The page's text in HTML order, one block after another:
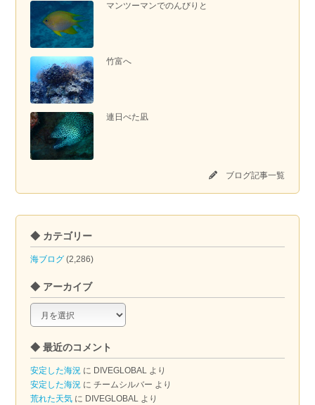
マンツーマンでのんびりと
竹富へ
連日べた凪
ブログ記事一覧
◆ カテゴリー
海ブログ (2,286)
◆ アーカイブ
ア
カ
イ
ブ
◆ 最近のコメント
安定した海況 に DIVEGLOBAL より
安定した海況 にチームシルバー より
荒れた天気 に DIVEGLOBAL より